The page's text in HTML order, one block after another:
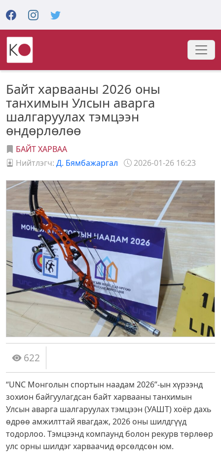
Байт харвааны 2026 оны
танхимын Улсын аварга
шалгаруулах тэмцээн
өндөрлөлөө
БАЙТ ХАРВАА
Нийтлэгч: Д. Бямбажаргал 2026-01-26 16:23
622
“UNC Монголын спортын наадам 2026”-ын хүрээнд
зохион байгуулагдсан байт харвааны танхимын
Улсын аварга шалгаруулах тэмцээн (УАШТ) хоёр дахь
өдрөө амжилттай явагдаж, 2026 оны шилдгүүд
тодорлоо. Тэмцээнд компаунд болон рекурв төрлөөр
улс орны шилдэг харваачид өрсөлдсөн юм.